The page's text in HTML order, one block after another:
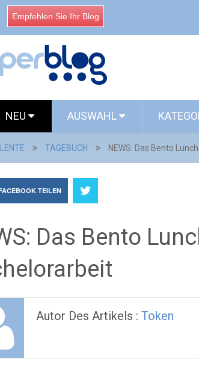
Empfehlen Sie Ihr Blog
NEU AUSWAHL
TAGEBUCH NEWS: Das Bento
TEILEN
Das Bento
Autor Des Artikels : Token